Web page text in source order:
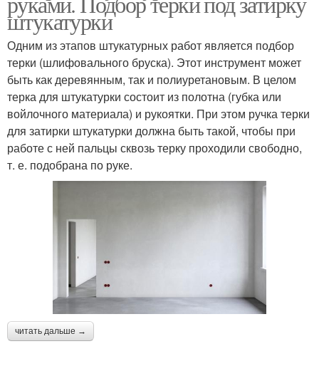
штукатурки
Одним из этапов штукатурных работ является подбор
терки (шлифовального бруска). Этот инструмент может
быть как деревянным, так и полиуретановым. В целом
терка для штукатурки состоит из полотна (губка или
войлочного материала) и рукоятки. При этом ручка терки
для затирки штукатурки должна быть такой, чтобы при
работе с ней пальцы сквозь терку проходили свободно,
т. е. подобрана по руке.
читать дальше →